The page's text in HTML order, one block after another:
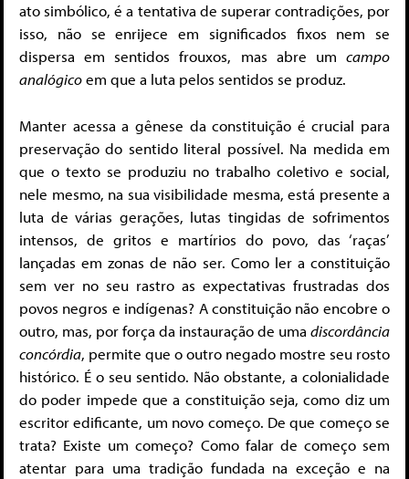
ato simbólico, é a tentativa de superar contradições, por
isso, não se enrijece em significados fixos nem se
dispersa em sentidos frouxos, mas abre um campo
analógicoem que a luta pelos sentidos se produz.
Manter acessa a gênese da constituição é crucial para
preservação do sentido literal possível. Na medida em
que o texto se produziu no trabalho coletivo e social,
nele mesmo, na sua visibilidade mesma, está presente a
luta de várias gerações, lutas tingidas de sofrimentos
intensos, de gritos e martírios do povo, das ‘raças’
lançadas em zonas de não ser. Como ler a constituição
sem ver no seu rastro as expectativas frustradas dos
povos negros e indígenas? A constituição não encobre o
outro, mas, por força da instauração de uma discordância
concórdia, permite que o outro negado mostre seu rosto
histórico. É o seu sentido. Não obstante, a colonialidade
do poder impede que a constituição seja, como diz um
escritor edificante, um novo começo. De que começo se
trata? Existe um começo? Como falar de começo sem
atentar para uma tradição fundada na exceção e na